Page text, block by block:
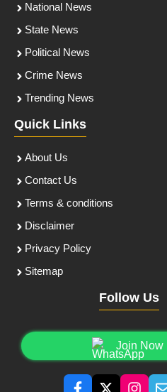
National News
State News
Political News
Crime News
Trending News
Quick Links
About Us
Contact Us
Terms & conditions
Disclaimer
Privacy Policy
Sitemap
Follow Us
Join Now